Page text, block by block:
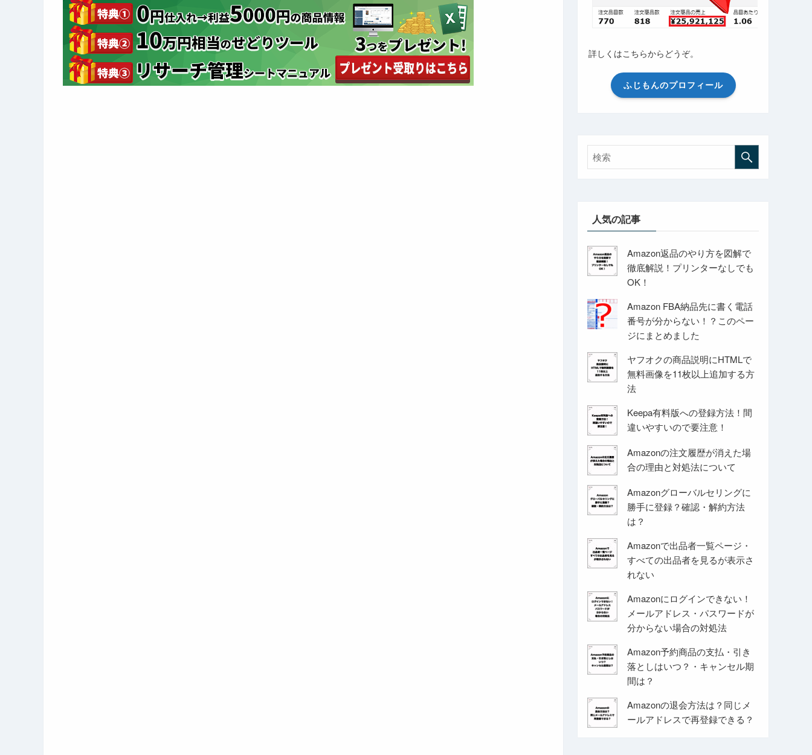
詳しくはこちらからどうぞ。
ふじもんのプロフィール
人気の記事
Amazon返品のやり方を図解で
徹底解説！プリンターなしでも
OK！
Amazon FBA納品先に書く電話
番号が分からない！？このペー
ジにまとめました
ヤフオクの商品説明にHTMLで
無料画像を11枚以上追加する方
法
Keepa有料版への登録方法！間
違いやすいので要注意！
Amazonの注文履歴が消えた場
合の理由と対処法について
Amazonグローバルセリングに
勝手に登録？確認・解約方法
は？
Amazonで出品者一覧ページ・
すべての出品者を見るが表示さ
れない
Amazonにログインできない！
メールアドレス・パスワードが
分からない場合の対処法
Amazon予約商品の支払・引き
落としはいつ？・キャンセル期
間は？
Amazonの退会方法は？同じメ
ールアドレスで再登録できる？